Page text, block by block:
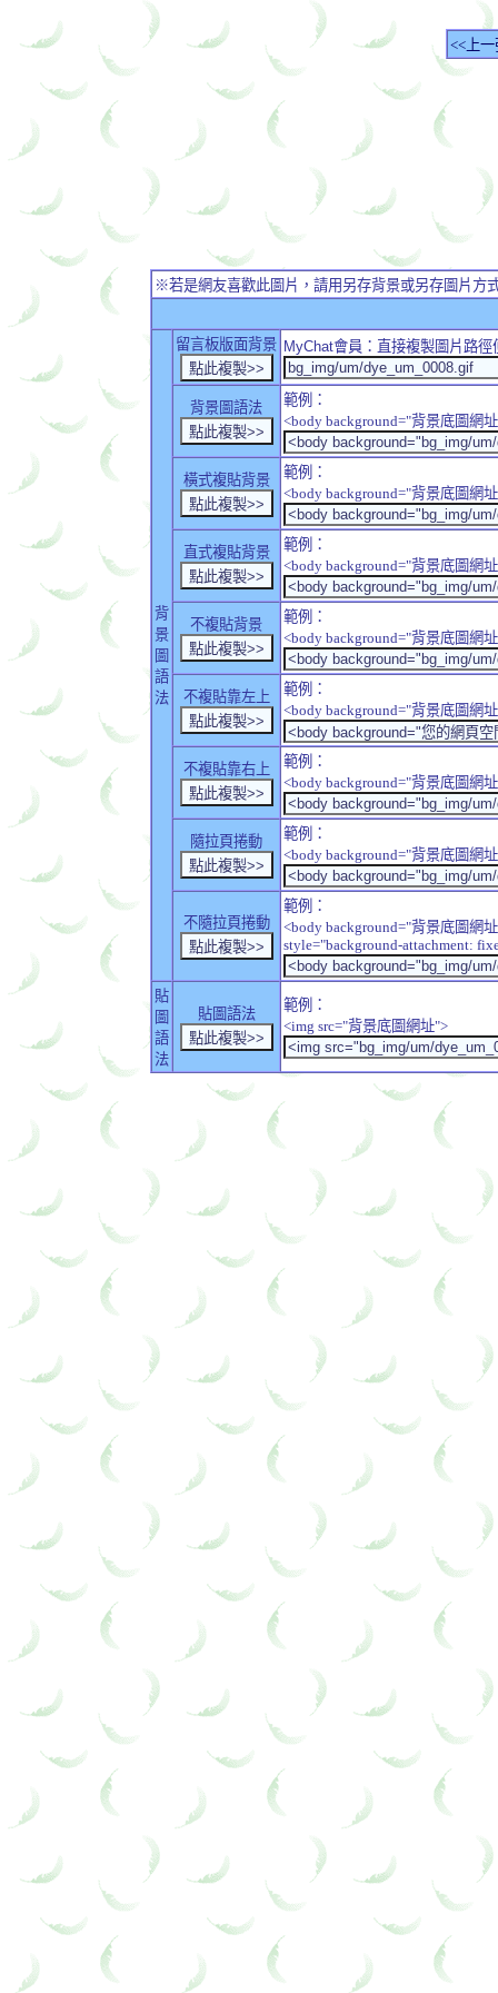
<<上一
※若是網友喜歡此圖片，請用另存背景或另存圖片方
背
景
圖
語
法
留言板版面背景 MyChat會員：直接複製圖片路
背景圖語法
範例：
<body background="背景底圖網
橫式複貼背景
範例：
<body background="背景底圖網
直式複貼背景
範例：
<body background="背景底圖網
不複貼背景
範例：
<body background="背景底圖網
不複貼靠左上
範例：
<body background="背景底圖網
不複貼靠右上
範例：
<body background="背景底圖網
隨拉頁捲動
範例：
<body background="背景底圖網
不隨拉頁捲動
範例：
<body background="背景底圖網
style="background-attachment:
貼
圖
語
法
貼圖語法
範例：
<img src="背景底圖網址">